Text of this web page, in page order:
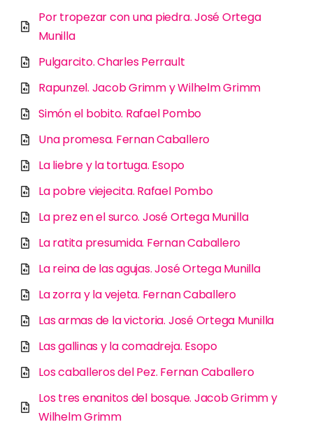
Por tropezar con una piedra. José Ortega
Munilla
Pulgarcito. Charles Perrault
Rapunzel. Jacob Grimm y Wilhelm Grimm
Simón el bobito. Rafael Pombo
Una promesa. Fernan Caballero
La liebre y la tortuga. Esopo
La pobre viejecita. Rafael Pombo
La prez en el surco. José Ortega Munilla
La ratita presumida. Fernan Caballero
La reina de las agujas. José Ortega Munilla
La zorra y la vejeta. Fernan Caballero
Las armas de la victoria. José Ortega Munilla
Las gallinas y la comadreja. Esopo
Los caballeros del Pez. Fernan Caballero
Los tres enanitos del bosque. Jacob Grimm y
Wilhelm Grimm